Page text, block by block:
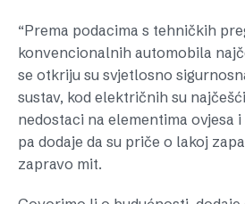
“Prema podacima s tehničkih
konvencionalnih automobila
se otkriju su svjetlosno
sustav, kod električnih su
nedostaci na elementima ovjesa i
pa dodaje da su priče o lakoj
zapravo mit.